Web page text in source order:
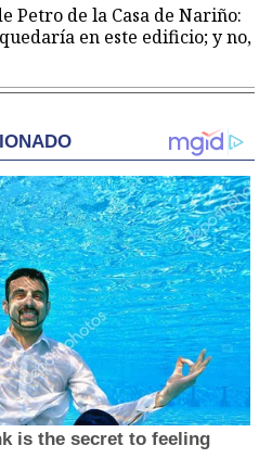
Petro de la Casa de Nariño:
en este edificio; y no,